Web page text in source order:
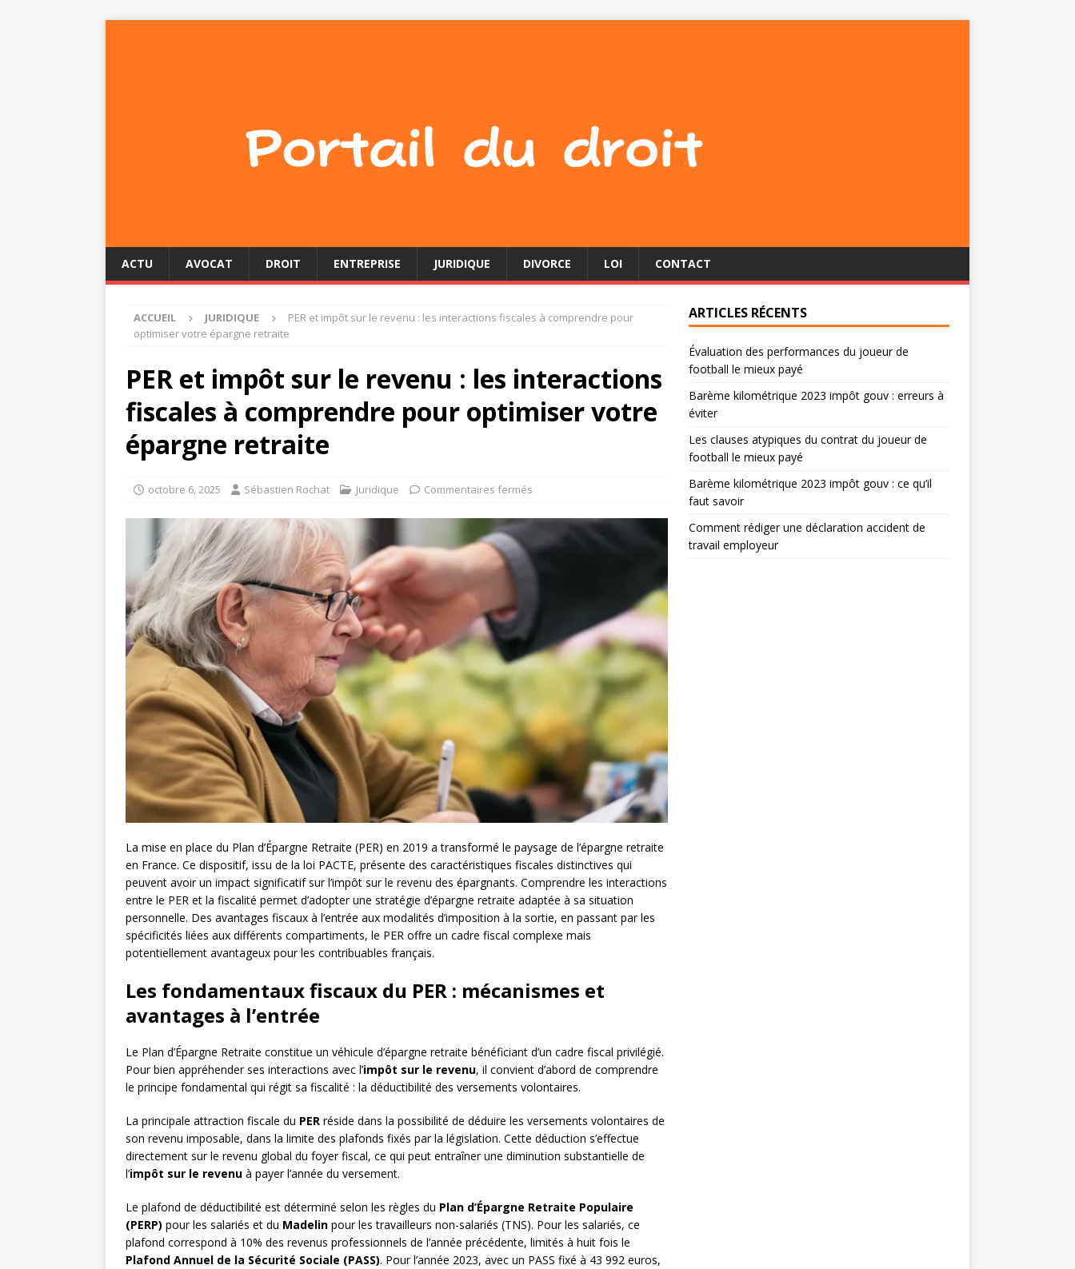
ACTU AVOCAT DROIT ENTREPRISE JURIDIQUE DIVORCE LOI CONTACT
ACCUEIL JURIDIQUE
PER et impôt sur le revenu : les interactions fiscales à comprendre pour
optimiser votre épargne retraite
PER et impôt sur le revenu : les interactions
fiscales à comprendre pour optimiser votre
épargne retraite
octobre 6, 2025 Sébastien Rochat Juridique Commentaires fermés
La mise en place du Plan d’Épargne Retraite (PER) en 2019 a transformé le paysage de l’épargne retraite
en France. Ce dispositif, issu de la loi PACTE, présente des caractéristiques fiscales distinctives qui
peuvent avoir un impact significatif sur l’impôt sur le revenu des épargnants. Comprendre les interactions
entre le PER et la fiscalité permet d’adopter une stratégie d’épargne retraite adaptée à sa situation
personnelle. Des avantages fiscaux à l’entrée aux modalités d’imposition à la sortie, en passant par les
spécificités liées aux différents compartiments, le PER offre un cadre fiscal complexe mais
potentiellement avantageux pour les contribuables français.
Les fondamentaux fiscaux du PER : mécanismes et
avantages à l’entrée
Le Plan d’Épargne Retraite constitue un véhicule d’épargne retraite bénéficiant d’un cadre fiscal privilégié.
Pour bien appréhender ses interactions avec l’impôt sur le revenu, il convient d’abord de comprendre
le principe fondamental qui régit sa fiscalité : la déductibilité des versements volontaires.
La principale attraction fiscale du PER réside dans la possibilité de déduire les versements volontaires de
son revenu imposable, dans la limite des plafonds fixés par la législation. Cette déduction s’effectue
directement sur le revenu global du foyer fiscal, ce qui peut entraîner une diminution substantielle de
l’impôt sur le revenu à payer l’année du versement.
Le plafond de déductibilité est déterminé selon les règles du Plan d’Épargne Retraite Populaire
(PERP) pour les salariés et du Madelin pour les travailleurs non-salariés (TNS). Pour les salariés, ce
plafond correspond à 10% des revenus professionnels de l’année précédente, limités à huit fois le
Plafond Annuel de la Sécurité Sociale (PASS). Pour l’année 2023, avec un PASS fixé à 43 992 euros,
ARTICLES RÉCENTS
Évaluation des performances du joueur de
football le mieux payé
Barème kilométrique 2023 impôt gouv : erreurs à
éviter
Les clauses atypiques du contrat du joueur de
football le mieux payé
Barème kilométrique 2023 impôt gouv : ce qu’il
faut savoir
Comment rédiger une déclaration accident de
travail employeur